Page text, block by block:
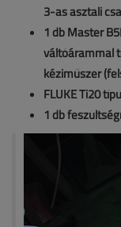
3-as asztali
1 db Master
váltóárammal
kéziműszer
FLUKE Ti20
1 db